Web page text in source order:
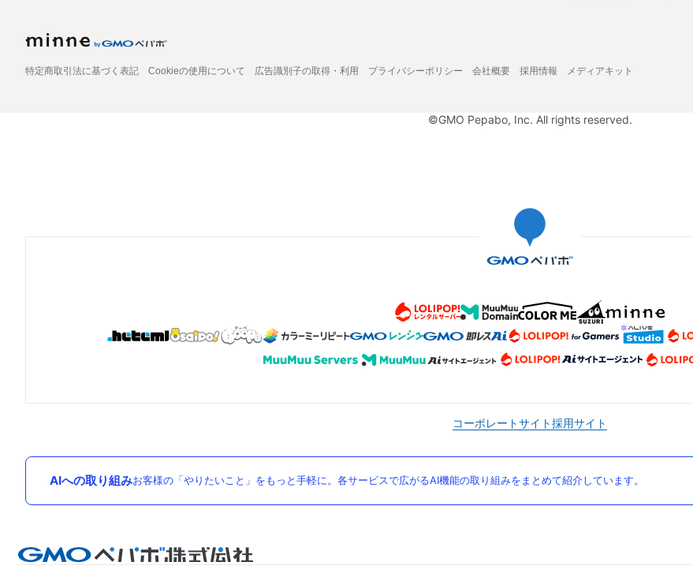
特定商取引法に基づく表記 Cookieの使用について 広告識別子の取得・利用 プライバシーポリシー 会社概要 採用情報 メディアキット
©GMO Pepabo, Inc. All rights reserved.
コーポレートサイト採用サイト
AIへの取り組みお客様の「やりたいこと」をもっと手軽に。各サービスで広がるAI機能の取り組みをまとめて紹介しています。